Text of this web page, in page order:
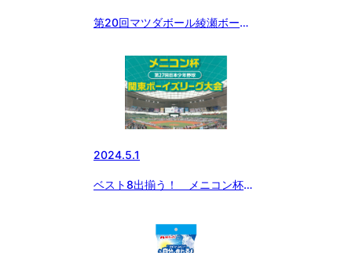
第20回マツダボール綾瀬ボーイ
2024.5.1
ベスト8出揃う！ メニコン杯